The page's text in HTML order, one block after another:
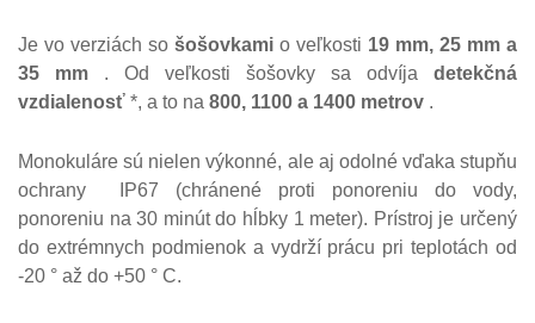
Je vo verziách so šošovkami o veľkosti 19 mm, 25 mm a
35 mm . Od veľkosti šošovky sa odvíja detekčná
vzdialenosť *, a to na 800, 1100 a 1400 metrov .
Monokuláre sú nielen výkonné, ale aj odolné vďaka stupňu
ochrany IP67 (chránené proti ponoreniu do vody,
ponoreniu na 30 minút do hĺbky 1 meter). Prístroj je určený
do extrémnych podmienok a vydrží prácu pri teplotách od
-20 ° až do +50 ° C.